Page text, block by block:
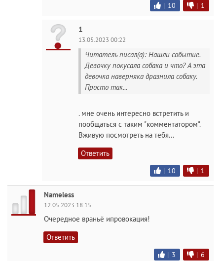
| 10 | 1
1
13.05.2023 00:22
Читатель писал(а): Нашли событие.
Девочку покусала собака и что? А эта
девочка наверняка дразнила собаку.
Просто так...
. мне очень интересно встретить и
пообщаться с таким "комментатором".
Вживую посмотреть на тебя...
Ответить
| 10 | 1
Nameless
12.05.2023 18:15
Очередное враньё ипровокация!
Ответить
| 3 | 6